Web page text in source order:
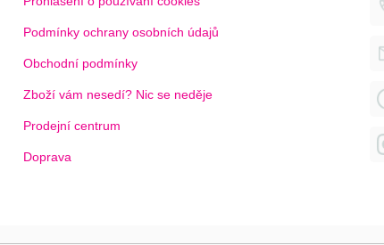
Podmínky ochrany osobních údajů
Obchodní podmínky
Zboží vám nesedí? Nic se neděje
Prodejní centrum
Doprava